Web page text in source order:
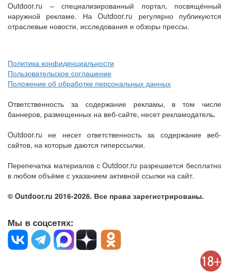
Outdoor.ru – специализированный портал, посвящённый
наружной рекламе. На Outdoor.ru регулярно публикуются
отраслевые новости, исследования и обзоры прессы.
Политика конфиденциальности
Пользовательское соглашение
Положение об обработке персональных данных
Ответственность за содержание рекламы, в том числе
баннеров, размещенных на веб-сайте, несет рекламодатель.
Outdoor.ru не несет ответственность за содержание веб-
сайтов, на которые даются гиперссылки.
Перепечатка материалов с Outdoor.ru разрешается бесплатно
в любом объёме с указанием активной ссылки на сайт.
© Outdoor.ru 2016-2026. Все права зарегистрированы.
Мы в соцсетях: